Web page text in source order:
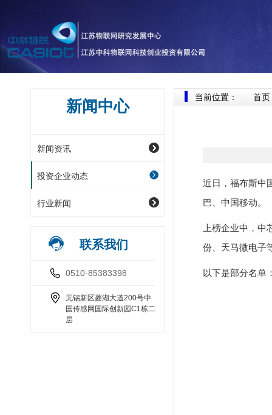
新闻中心
新闻资讯
投资企业动态
行业新闻
联系我们
0510-85383398
无锡新区菱湖大道200号中
国传感网国际创新园C1栋二
层
当前位置： 首页
近日，福布斯中
巴、中国移动。
上榜企业中，
份、天马微电子
以下是部分名单